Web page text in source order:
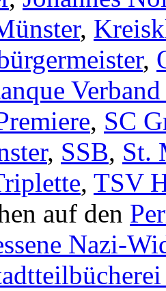
,
,
, SC
, SSB, St.
, TSV
auf den
Nazi-